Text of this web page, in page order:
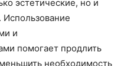
эстетические, но и
и
помогает продлить
необходимость